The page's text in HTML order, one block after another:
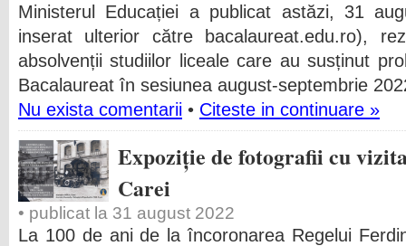
Ministerul Educației a publicat astăzi, 31
inserat ulterior către bacalaureat.edu.ro),
absolvenții studiilor liceale care au susținut
Bacalaureat în sesiunea august-septembrie
Nu exista comentarii • Citeste in continuare »
Expoziție de fotografii cu
Carei
• publicat la 31 august 2022
La 100 de ani de la încoronarea Regelui